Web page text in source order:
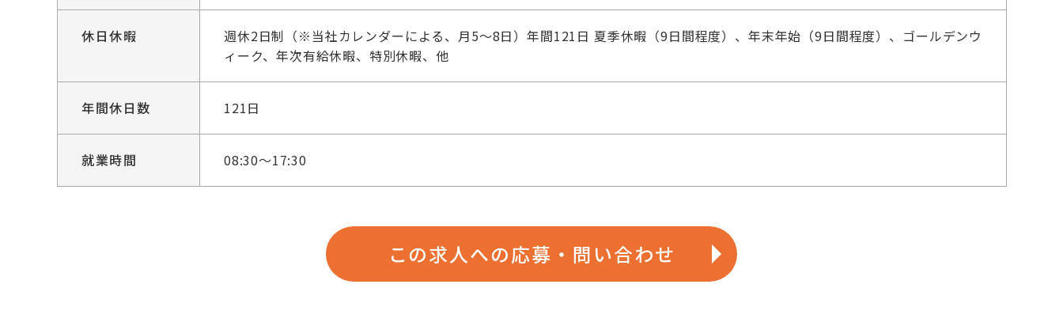
休日休暇
週休2日制（※当社カレンダーによる、月5～8日）年間121日 夏季休暇（9日間程度）、年末年始（9日間程度）、ゴールデンウ
ィーク、年次有給休暇、特別休暇、他
年間休日数 121日
就業時間 08:30～17:30
この求人への応募・問い合わせ